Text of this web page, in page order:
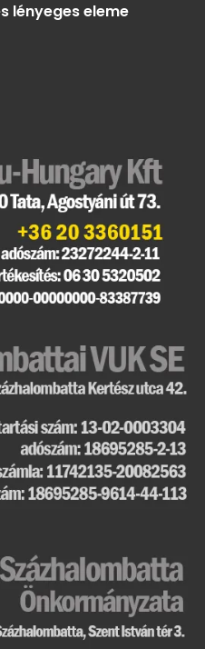
lényeges eleme